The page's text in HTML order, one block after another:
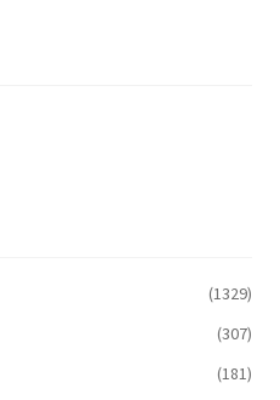
(1329)
(307)
(181)